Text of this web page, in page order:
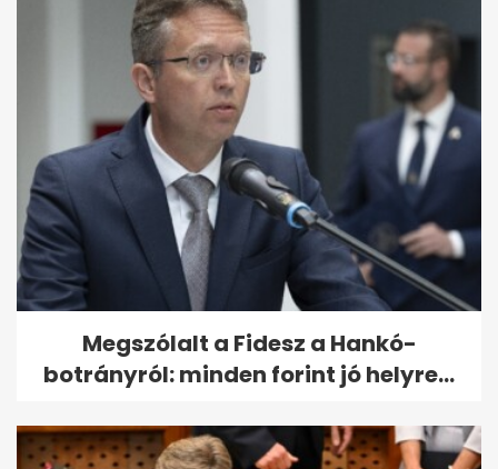
Megszólalt a Fidesz a Hankó-
botrányról: minden forint jó helyre...